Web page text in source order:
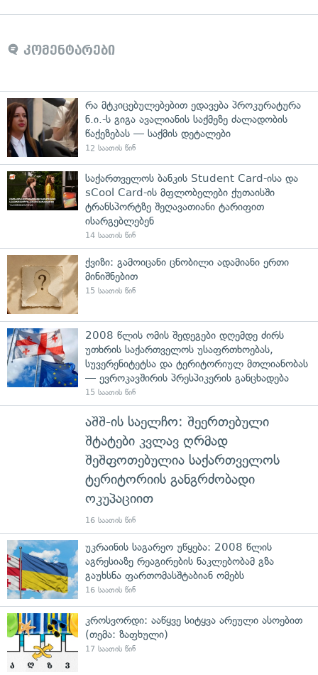
კომენტარები
რა მტკიცებულებებით ედავება პროკურატურა
ნ.ი.-ს გიგა ავალიანის საქმეზე ძალადობის
წაქეზებას — საქმის დეტალები
12 საათის წინ
საქართველოს ბანკის Student Card-ისა და
sCool Card-ის მფლობელები ქუთაისში
ტრანსპორტზე შეღავათიანი ტარიფით
ისარგებლებენ
14 საათის წინ
ქვიზი: გამოიცანი ცნობილი ადამიანი ერთი
მინიშნებით
15 საათის წინ
2008 წლის ომის შედეგები დღემდე ძირს
უთხრის საქართველოს უსაფრთხოებას,
სუვერენიტეტსა და ტერიტორიულ მთლიანობას
— ევროკავშირის პრესპიკერის განცხადება
15 საათის წინ
აშშ-ის საელჩო: შეერთებული
შტატები კვლავ ღრმად
შეშფოთებულია საქართველოს
ტერიტორიის განგრძობადი
ოკუპაციით
16 საათის წინ
უკრაინის საგარეო უწყება: 2008 წლის
აგრესიაზე რეაგირების ნაკლებობამ გზა
გაუხსნა ფართომასშტაბიან ომებს
16 საათის წინ
კროსვორდი: ააწყვე სიტყვა არეული ასოებით
(თემა: ზაფხული)
17 საათის წინ